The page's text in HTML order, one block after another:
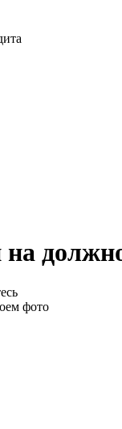
фото